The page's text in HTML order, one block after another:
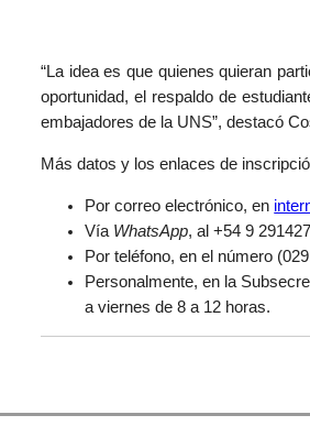
“La idea es que quienes quieran
oportunidad, el respaldo de
embajadores de la UNS”, destacó
Más datos y los enlaces de
Por correo electrónico, en
Vía WhatsApp, al +54 9
Por teléfono, en el número
Personalmente, en la
a viernes de 8 a 12 horas.